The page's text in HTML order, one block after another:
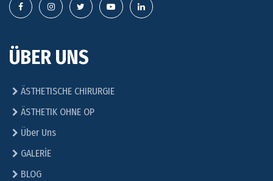
ÜBER UNS
ÄSTHETISCHE CHIRURGIE
ÄSTHETIK OHNE OP
Über Uns
GALERİE
BLOG